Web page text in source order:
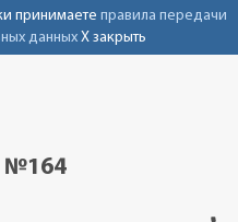
принимаете правила передачи
данных X закрыть
№164